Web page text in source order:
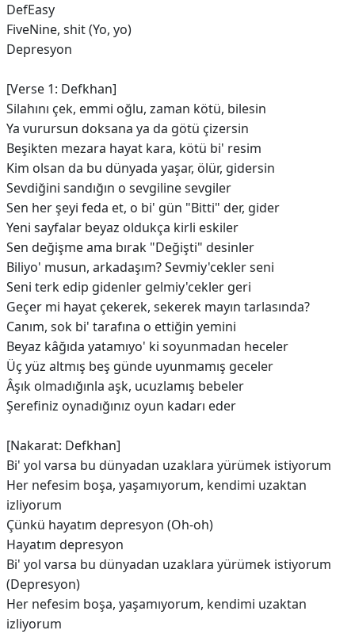
DefEasy
FiveNine, shit (Yo, yo)
Depresyon
[Verse 1: Defkhan]
Silahını çek, emmi oğlu, zaman kötü, bilesin
Ya vurursun doksana ya da götü çizersin
Beşikten mezara hayat kara, kötü bi' resim
Kim olsan da bu dünyada yaşar, ölür, gidersin
Sevdiğini sandığın o sevgiline sevgiler
Sen her şeyi feda et, o bi' gün "Bitti" der, gider
Yeni sayfalar beyaz oldukça kirli eskiler
Sen değişme ama bırak "Değişti" desinler
Biliyo' musun, arkadaşım? Sevmiy'cekler seni
Seni terk edip gidenler gelmiy'cekler geri
Geçer mi hayat çekerek, sekerek mayın tarlasında?
Canım, sok bi' tarafına o ettiğin yemini
Beyaz kâğıda yatamıyo' ki soyunmadan heceler
Üç yüz altmış beş günde uyunmamış geceler
Âşık olmadığınla aşk, ucuzlamış bebeler
Şerefiniz oynadığınız oyun kadarı eder
[Nakarat: Defkhan]
Bi' yol varsa bu dünyadan uzaklara yürümek istiyorum
Her nefesim boşa, yaşamıyorum, kendimi uzaktan
izliyorum
Çünkü hayatım depresyon (Oh-oh)
Hayatım depresyon
Bi' yol varsa bu dünyadan uzaklara yürümek istiyorum
(Depresyon)
Her nefesim boşa, yaşamıyorum, kendimi uzaktan
izliyorum